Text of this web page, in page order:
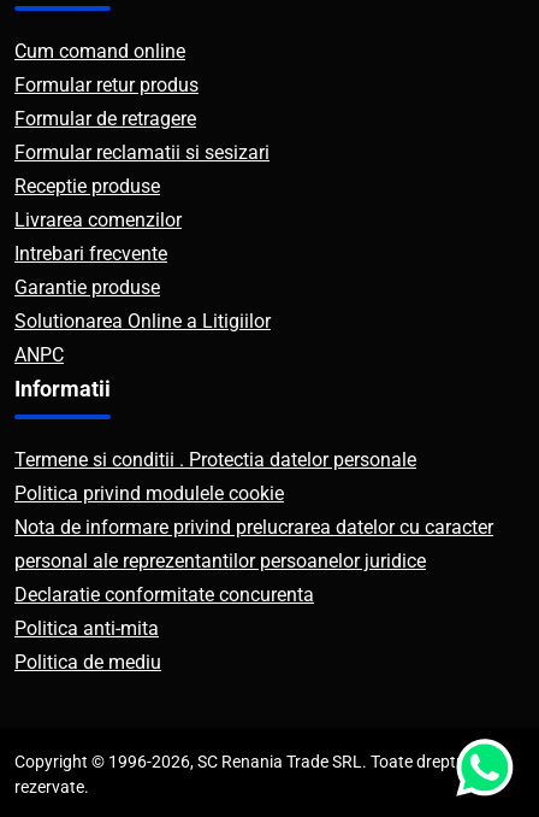
Cum comand online
Formular retur produs
Formular de retragere
Formular reclamatii si sesizari
Receptie produse
Livrarea comenzilor
Intrebari frecvente
Garantie produse
Solutionarea Online a Litigiilor
ANPC
Informatii
Termene si conditii . Protectia datelor personale
Politica privind modulele cookie
Nota de informare privind prelucrarea datelor cu caracter
personal ale reprezentantilor persoanelor juridice
Declaratie conformitate concurenta
Politica anti-mita
Politica de mediu
Copyright © 1996-2026, SC Renania Trade SRL. Toate drepturile
rezervate.